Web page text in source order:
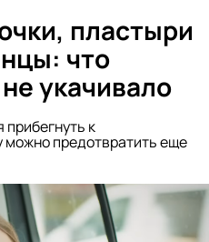
пластыри
что
укачивало
к
предотвратить еще